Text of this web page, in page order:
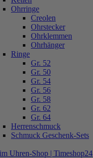
Ohrringe
Creolen
Ohrstecker
Ohrklemmen
Ohrhänger
Ringe
Gr. 52
Gr. 50
Gr. 54
Gr. 56
Gr. 58
Gr. 62
Gr. 64
Herrenschmuck
Schmuck Geschenk-Sets
Uhren-Shop | Timeshop24